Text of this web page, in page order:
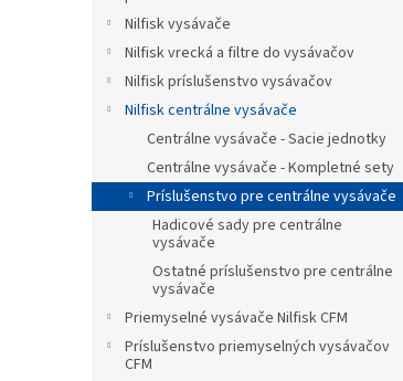
Nilfisk vysávače
Nilfisk vrecká a filtre do vysávačov
Nilfisk príslušenstvo vysávačov
Nilfisk centrálne vysávače
Centrálne vysávače - Sacie jednotky
Centrálne vysávače - Kompletné sety
Príslušenstvo pre centrálne vysávače
Hadicové sady pre centrálne
vysávače
Ostatné príslušenstvo pre centrálne
vysávače
Priemyselné vysávače Nilfisk CFM
Príslušenstvo priemyselných vysávačov
CFM